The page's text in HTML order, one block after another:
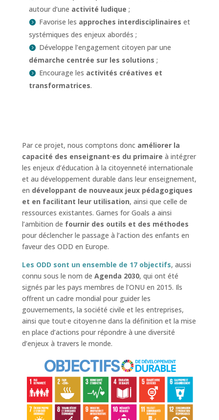
autour d’une activité ludique ;
Favorise les approches interdisciplinaires et
systémiques des enjeux abordés ;
Développe l’engagement citoyen par une
démarche centrée sur les solutions ;
Encourage les activités créatives et
transformatrices.
Par ce projet, nous comptons donc améliorer la
capacité des enseignant·es du primaire à intégrer
les enjeux d’éducation à la citoyenneté internationale
et au développement durable dans leur enseignement,
en développant de nouveaux jeux pédagogiques
et en facilitant leur utilisation, ainsi que celle de
ressources existantes. Games for Goals a ainsi
l’ambition de fournir des outils et des méthodes
pour déclencher le passage à l’action des enfants en
faveur des ODD en Europe.
Les ODD sont un ensemble de 17 objectifs, aussi
connu sous le nom de Agenda 2030, qui ont été
signés par les pays membres de l’ONU en 2015. Ils
offrent un cadre mondial pour guider les
gouvernements, la société civile et les entreprises,
ainsi que tout·e citoyen·ne dans la définition et la mise
en place d’actions pour répondre à une diversité
d’enjeux à travers le monde.